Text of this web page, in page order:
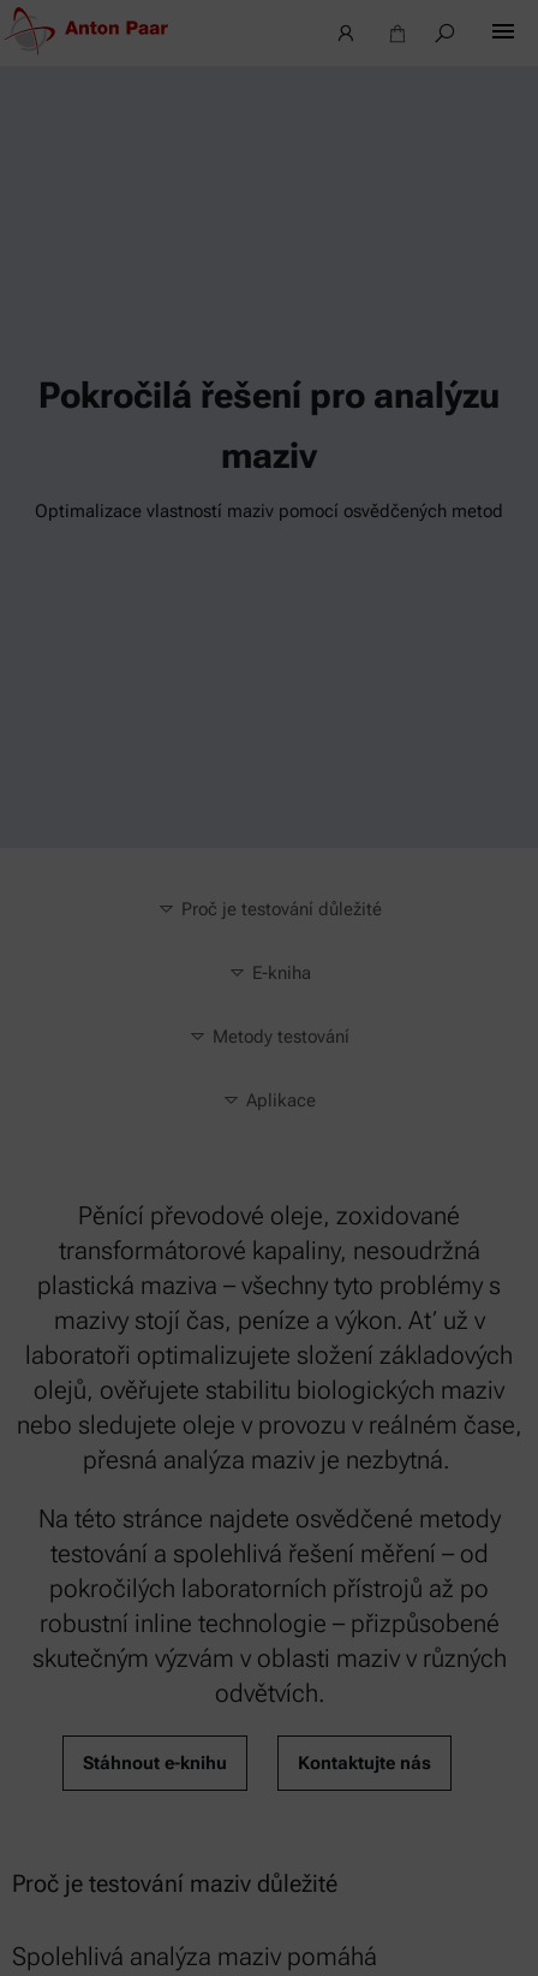
Pokročilá řešení pro analýzu
maziv
Optimalizace vlastností maziv pomocí osvědčených metod
Proč je testování důležité
E-kniha
Metody testování
Aplikace
Pěnící převodové oleje, zoxidované
transformátorové kapaliny, nesoudržná
plastická maziva – všechny tyto problémy s
mazivy stojí čas, peníze a výkon. Ať už v
laboratoři optimalizujete složení základových
olejů, ověřujete stabilitu biologických maziv
nebo sledujete oleje v provozu v reálném čase,
přesná analýza maziv je nezbytná.
Na této stránce najdete osvědčené metody
testování a spolehlivá řešení měření – od
pokročilých laboratorních přístrojů až po
robustní inline technologie – přizpůsobené
skutečným výzvám v oblasti maziv v různých
odvětvích.
Stáhnout e-knihu Kontaktujte nás
Proč je testování maziv důležité
Spolehlivá analýza maziv pomáhá